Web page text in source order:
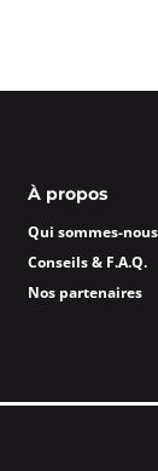
À propos
Qui sommes-
Conseils & F.A.Q.
Nos partenaires